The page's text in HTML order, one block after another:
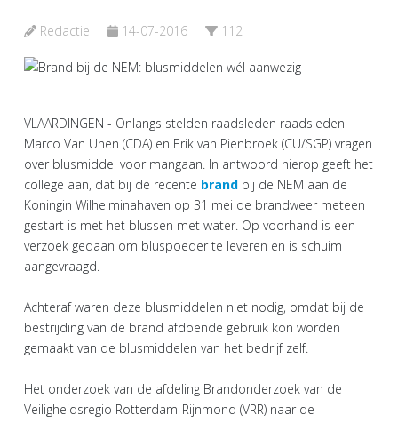
Redactie 14-07-2016 112
VLAARDINGEN - Onlangs stelden raadsleden raadsleden
Marco Van Unen (CDA) en Erik van Pienbroek (CU/SGP) vragen
over blusmiddel voor mangaan. In antwoord hierop geeft het
college aan, dat bij de recente brand bij de NEM aan de
Koningin Wilhelminahaven op 31 mei de brandweer meteen
gestart is met het blussen met water. Op voorhand is een
verzoek gedaan om bluspoeder te leveren en is schuim
aangevraagd.
Achteraf waren deze blusmiddelen niet nodig, omdat bij de
bestrijding van de brand afdoende gebruik kon worden
gemaakt van de blusmiddelen van het bedrijf zelf.
Het onderzoek van de afdeling Brandonderzoek van de
Veiligheidsregio Rotterdam-Rijnmond (VRR) naar de